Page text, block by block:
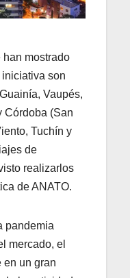
han mostrado
son
Vaupés,
Córdoba (San
Tuchín y
de
realizarlos
de ANATO.
pandemia
mercado, el
en un gran